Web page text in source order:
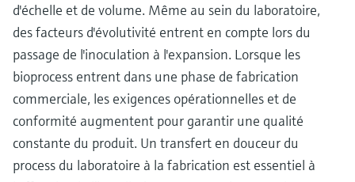
d'échelle et de volume. Même au sein du laboratoire,
des facteurs d'évolutivité entrent en compte lors du
passage de l'inoculation à l'expansion. Lorsque les
bioprocess entrent dans une phase de fabrication
commerciale, les exigences opérationnelles et de
conformité augmentent pour garantir une qualité
constante du produit. Un transfert en douceur du
process du laboratoire à la fabrication est essentiel à